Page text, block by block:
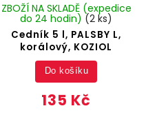
Cedník 5 l, PALSBY L,
korálový, KOZIOL
ZBOŽÍ NA SKLADĚ (expedice
do 24 hodin) (2 ks)
135 Kč
Do košíku